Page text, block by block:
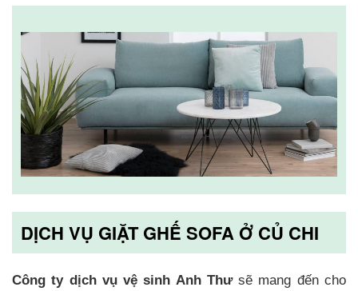
DỊCH VỤ GIẶT GHẾ SOFA Ở CỦ CHI
Công ty dịch vụ vệ sinh Anh Thưsẽ mang đến cho